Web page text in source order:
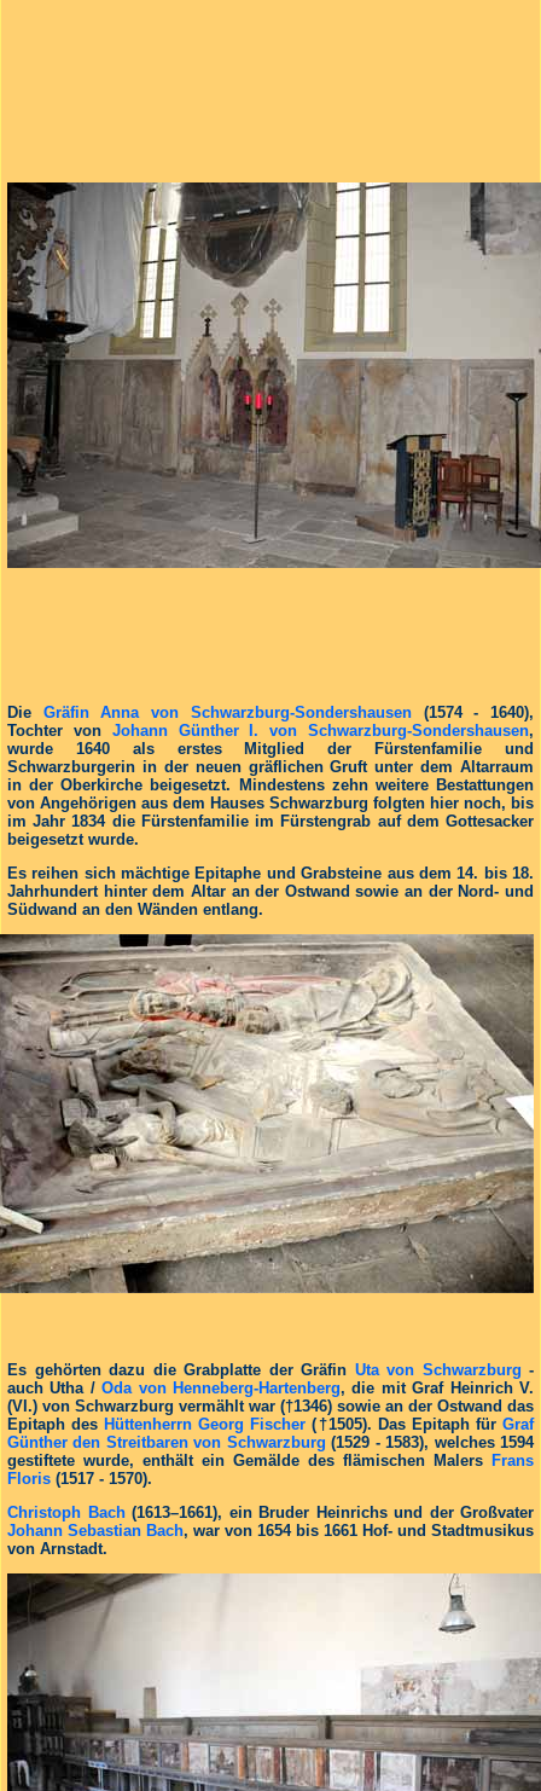
Die Gräfin Anna von Schwarzburg-Sondershausen(1574 - 1640),
Tochter von Johann Günther I. von Schwarzburg-Sondershausen,
wurde 1640 als erstes Mitglied der Fürstenfamilie und
Schwarzburgerin in der neuen gräflichen Gruft unter dem Altarraum
in der Oberkirche beigesetzt. Mindestens zehn weitere Bestattungen
von Angehörigen aus dem Hauses Schwarzburg folgten hier noch, bis
im Jahr 1834 die Fürstenfamilie im Fürstengrab auf dem Gottesacker
beigesetzt wurde.
Es reihen sich mächtige Epitaphe und Grabsteine aus dem 14. bis 18.
Jahrhundert hinter dem Altar an der Ostwand sowie an der Nord- und
Südwand an den Wänden entlang.
Es gehörten dazu die Grabplatte der Gräfin Uta von Schwarzburg -
auch Utha /Oda von Henneberg-Hartenberg, die mit Graf Heinrich V.
(VI.) von Schwarzburg vermählt war (†1346) sowie an der Ostwand das
Epitaph des Hüttenherrn Georg Fischer (†1505). Das Epitaph fürGraf
Günther den Streitbaren von Schwarzburg (1529 - 1583), welches 1594
gestiftete wurde, enthält ein Gemälde des flämischen Malers Frans
Floris (1517 - 1570).
Christoph Bach(1613–1661), ein Bruder Heinrichs und der Großvater
Johann Sebastian Bach, war von 1654 bis 1661 Hof- und Stadtmusikus
von Arnstadt.